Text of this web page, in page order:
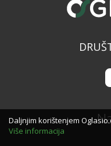
Daljnjim korištenjem
Više informacija